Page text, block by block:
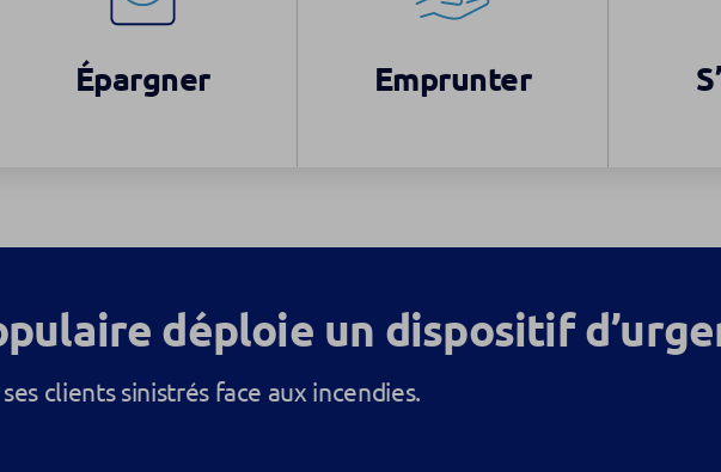
Épargner Emprunter
déploie un dispositif
clients sinistrés face aux incendies.